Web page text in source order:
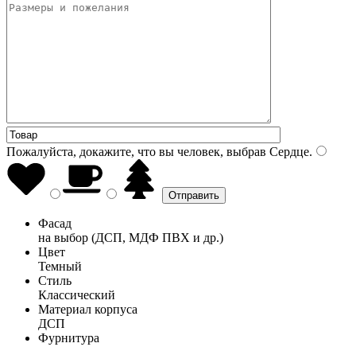
Пожалуйста, докажите, что вы человек, выбрав Сердце.
Фасад
на выбор (ДСП, МДФ ПВХ и др.)
Цвет
Темный
Стиль
Классический
Материал корпуса
ДСП
Фурнитура